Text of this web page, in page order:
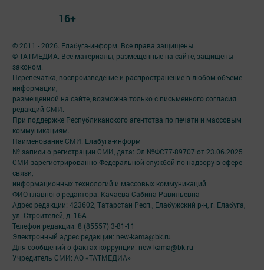
© 2011 - 2026. Елабуга-информ. Все права защищены.
© ТАТМЕДИА. Все материалы, размещенные на сайте, защищены
законом.
Перепечатка, воспроизведение и распространение в любом объеме
информации,
размещенной на сайте, возможна только с письменного согласия
редакций СМИ.
При поддержке Республиканского агентства по печати и массовым
коммуникациям.
Наименование СМИ: Елабуга-информ
№ записи о регистрации СМИ, дата: Эл №ФС77-89707 от 23.06.2025
СМИ зарегистрированно Федеральной службой по надзору в сфере
связи,
информационных технологий и массовых коммуникаций
ФИО главного редактора: Качаева Сабина Равильевна
Адрес редакции: 423602, Татарстан Респ., Елабужский р-н, г. Елабуга,
ул. Строителей, д. 16А
Телефон редакции: 8 (85557) 3-81-11
Электронный адрес редакции: new-kama@bk.ru
Для сообщений о фактах коррупции: new-kama@bk.ru
Учредитель СМИ: АО «ТАТМЕДИА»
16+